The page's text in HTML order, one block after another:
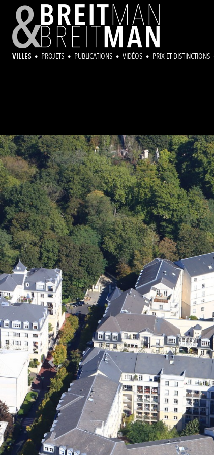
VILLES PROJETS PUBLICATIONS VIDÉOS PRIX ET DISTINCTIONS
Previous